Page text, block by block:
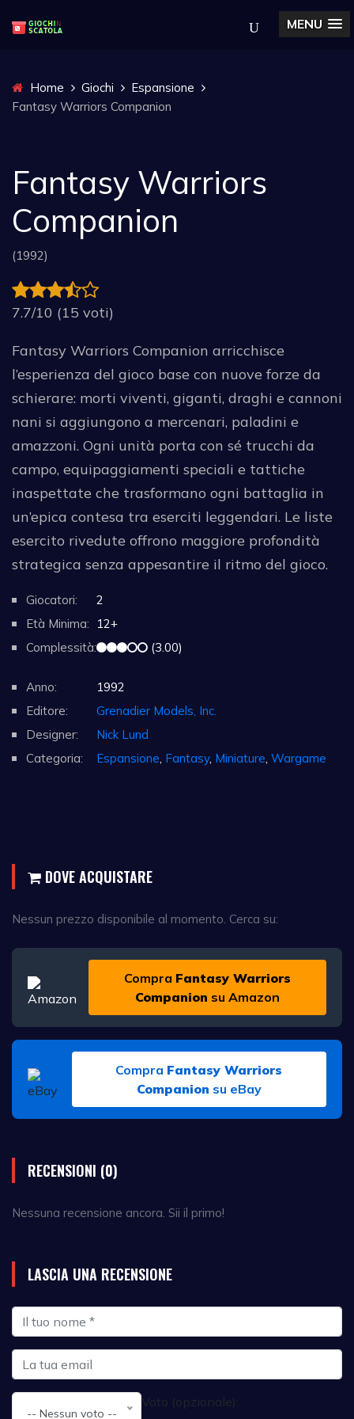
MENU
Home Giochi
Espansione
Fantasy Warriors Companion
Fantasy Warriors
Companion
(1992)
7.7/10 (15 voti)
Fantasy Warriors Companion arricchisce
l’esperienza del gioco base con nuove forze da
schierare: morti viventi, giganti, draghi e cannoni
nani si aggiungono a mercenari, paladini e
amazzoni. Ogni unità porta con sé trucchi da
campo, equipaggiamenti speciali e tattiche
inaspettate che trasformano ogni battaglia in
un’epica contesa tra eserciti leggendari. Le liste
esercito rivedute offrono maggiore profondità
strategica senza appesantire il ritmo del gioco.
Giocatori:
2
Età Minima:
12+
Complessità:
(3.00)
Anno:
1992
Editore:
Grenadier Models, Inc.
Designer:
Nick Lund
Categoria:
Espansione Fantasy, Miniature Wargame
DOVE ACQUISTARE
Nessun prezzo disponibile al momento. Cerca su:
Compra Fantasy Warriors
Companion su Amazon
Compra Fantasy Warriors
Companion su eBay
RECENSIONI (0)
Nessuna recensione ancora. Sii il primo!
LASCIA UNA RECENSIONE
Voto (opzionale):
-- Nessun voto --